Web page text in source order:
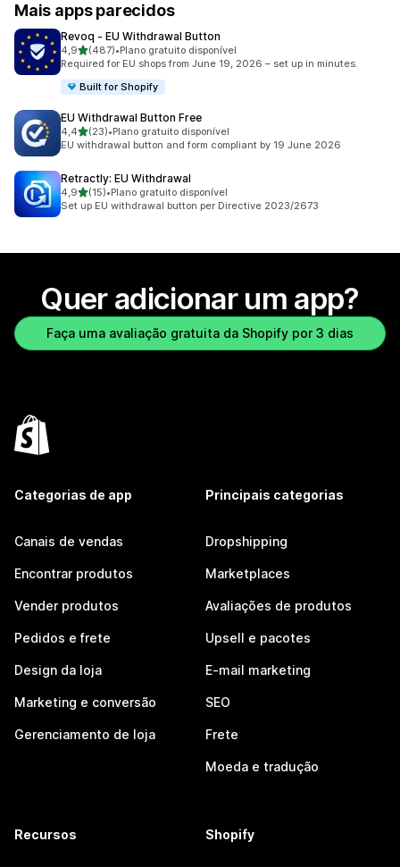
Mais apps parecidos
Revoq ‑ EU Withdrawal Button
4,9de 5 estrelas
(487)
487 avaliações ao todo
•Plano gratuito disponível
Required for EU shops from June 19, 2026 – set up in minutes.
Built for Shopify
EU Withdrawal Button Free
4,4de 5 estrelas
(23)
23 avaliações ao todo
•Plano gratuito disponível
EU withdrawal button and form compliant by 19 June 2026
Retractly: EU Withdrawal
4,9de 5 estrelas
(15)
15 avaliações ao todo
•Plano gratuito disponível
Set up EU withdrawal button per Directive 2023/2673
Quer adicionar um app?
Faça uma avaliação gratuita da Shopify por 3 dias
Categorias de app
Canais de vendas
Encontrar produtos
Vender produtos
Pedidos e frete
Design da loja
Marketing e conversão
Gerenciamento de loja
Principais categorias
Dropshipping
Marketplaces
Avaliações de produtos
Upsell e pacotes
E-mail marketing
SEO
Frete
Moeda e tradução
Recursos Shopify